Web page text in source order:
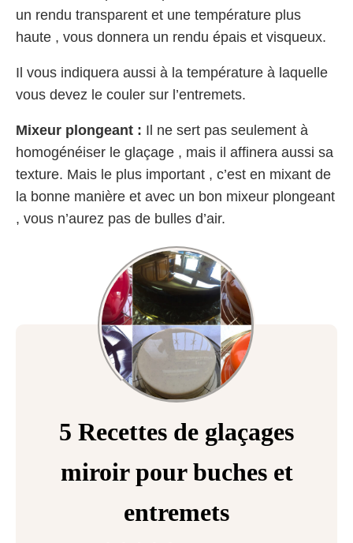
un rendu transparent et une température plus
haute , vous donnera un rendu épais et visqueux.
Il vous indiquera aussi à la température à laquelle
vous devez le couler sur l’entremets.
Mixeur plongeant : Il ne sert pas seulement à
homogénéiser le glaçage , mais il affinera aussi sa
texture. Mais le plus important , c’est en mixant de
la bonne manière et avec un bon mixeur plongeant
, vous n’aurez pas de bulles d’air.
5 Recettes de glaçages
miroir pour buches et
entremets